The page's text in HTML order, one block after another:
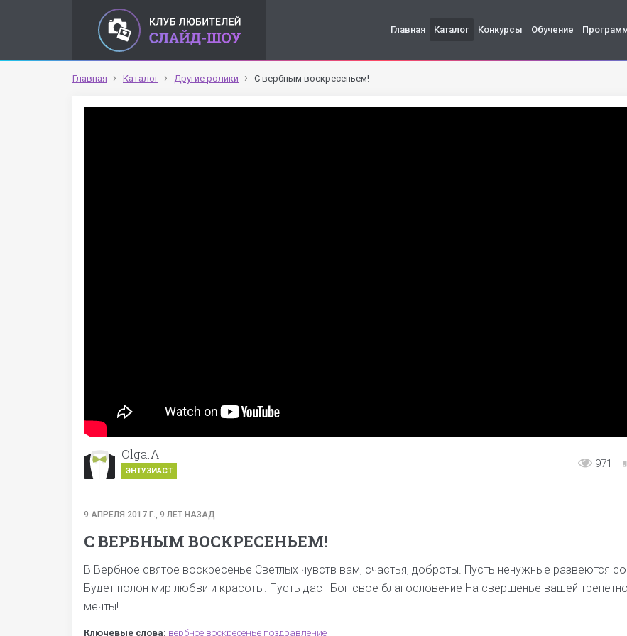
Главная Каталог Конкурсы Обучение
Главная Каталог Другие ролики С вербным воскресеньем!
Olga.A
ЭНТУЗИАСТ
971
9 АПРЕЛЯ 2017 Г., 9 ЛЕТ НАЗАД
С ВЕРБНЫМ ВОСКРЕСЕНЬЕМ!
В Вербное святое воскресенье Светлых чувств вам, счастья, доброты. Пусть ненужные развеются
Будет полон мир любви и красоты. Пусть даст Бог свое благословение На свершенье вашей
мечты!
Ключевые слова: вербное воскресенье поздравление